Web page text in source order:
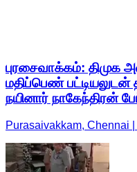
புரசைவாக்கம்: திமுக
மதிப்பெண்
நயினார் நாகேந்திரன்
Purasaivakkam, Chennai